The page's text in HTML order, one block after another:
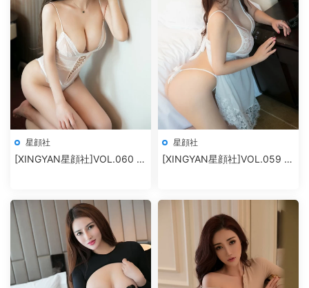
星顔社
[XINGYAN星顔社]VOL.060 麗
星顔社
[XINGYAN星顔社]VOL.059 雪